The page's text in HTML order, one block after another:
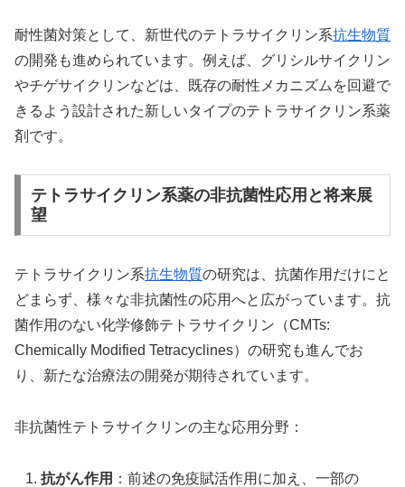
耐性菌対策として、新世代のテトラサイクリン系抗生物質
の開発も進められています。例えば、グリシルサイクリン
やチゲサイクリンなどは、既存の耐性メカニズムを回避で
きるよう設計された新しいタイプのテトラサイクリン系薬
剤です。
テトラサイクリン系薬の非抗菌性応用と将来展
望
テトラサイクリン系抗生物質の研究は、抗菌作用だけにと
どまらず、様々な非抗菌性の応用へと広がっています。抗
菌作用のない化学修飾テトラサイクリン（CMTs:
Chemically Modified Tetracyclines）の研究も進んでお
り、新たな治療法の開発が期待されています。
非抗菌性テトラサイクリンの主な応用分野：
抗がん作用 ：前述の免疫賦活作用に加え、一部の